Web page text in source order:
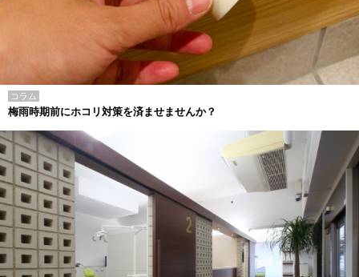
コラム
梅雨時期前にホコリ対策を済ませませんか？